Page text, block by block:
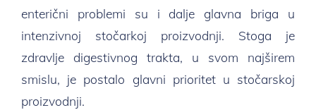
enterični problemi su i dalje glavna briga u
intenzivnoj stočarkoj proizvodnji. Stoga je
zdravlje digestivnog trakta, u svom najširem
smislu, je postalo glavni prioritet u stočarskoj
proizvodnji.